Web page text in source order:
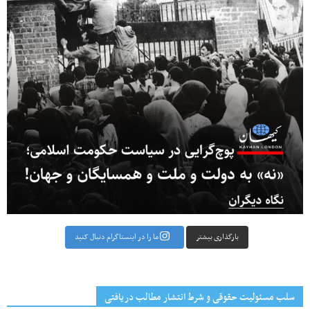
بارگذاری بیشتر ما را در اینستاگرام دنبال کنید
سلب مسئولیت حقوقی و شرط انتشار مطالب دریافتی